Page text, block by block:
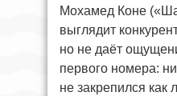
Мохамед Коне
выглядит
но не даёт
первого номера:
не закрепился как